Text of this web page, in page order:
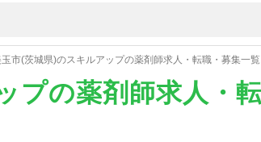
市(茨城県)のスキルアップの薬剤師求人・転職・募集一覧
プの薬剤師求人・